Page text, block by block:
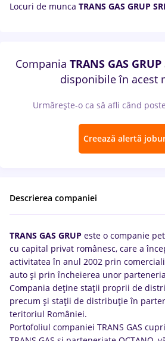
Locuri de munca TRANS GAS GRUP
Compania TRANS GAS GRUP
disponibile în acest
Urmărește-o ca să afli când
Creează alertă
Descrierea companiei
TRANS GAS GRUP este o companie
cu capital privat românesc, care a
activitatea în anul 2002 prin
auto și prin încheierea unor
Compania deține stații proprii de
precum și stații de distribuție în
teritoriul României.
Portofoliul companiei TRANS GAS